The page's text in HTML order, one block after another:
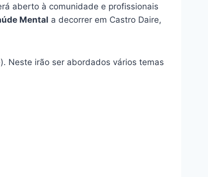
aberto à comunidade e profissionais
Mental a decorrer em Castro Daire,
Neste irão ser abordados vários temas